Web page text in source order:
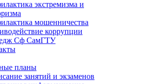
экстремизма и
мошенничества
коррупции
Сф СамГТУ
планы
занятий и экзаменов